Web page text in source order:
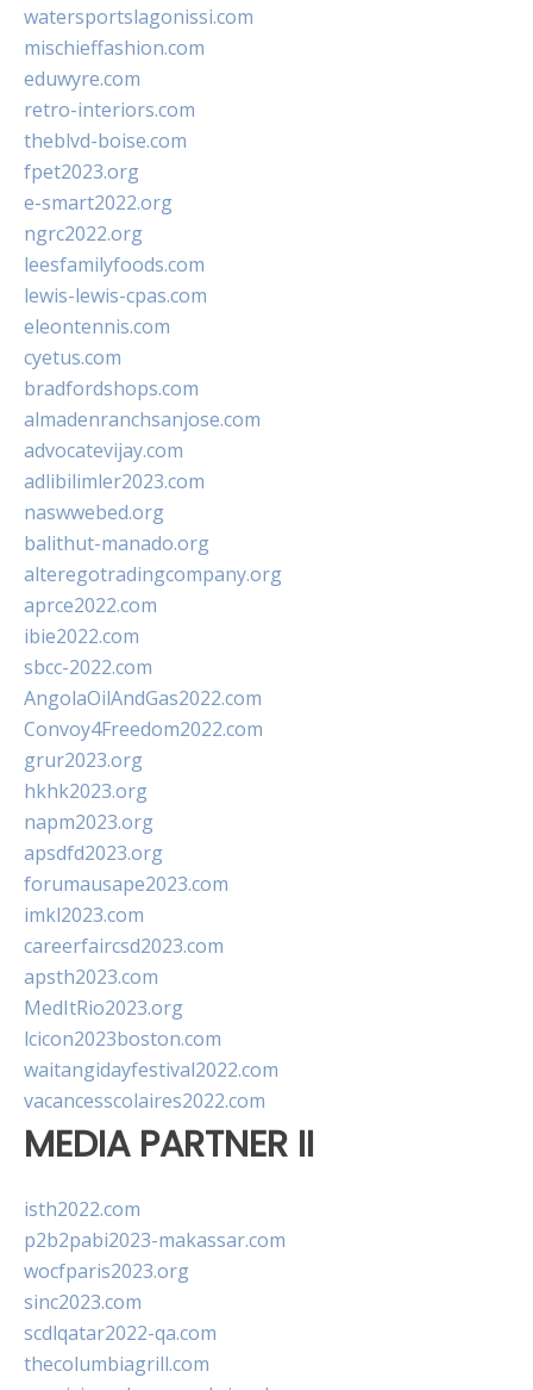
watersportslagonissi.com
mischieffashion.com
eduwyre.com
retro-interiors.com
theblvd-boise.com
fpet2023.org
e-smart2022.org
ngrc2022.org
leesfamilyfoods.com
lewis-lewis-cpas.com
eleontennis.com
cyetus.com
bradfordshops.com
almadenranchsanjose.com
advocatevijay.com
adlibilimler2023.com
naswwebed.org
balithut-manado.org
alteregotradingcompany.org
aprce2022.com
ibie2022.com
sbcc-2022.com
AngolaOilAndGas2022.com
Convoy4Freedom2022.com
grur2023.org
hkhk2023.org
napm2023.org
apsdfd2023.org
forumausape2023.com
imkl2023.com
careerfaircsd2023.com
apsth2023.com
MedItRio2023.org
lcicon2023boston.com
waitangidayfestival2022.com
vacancesscolaires2022.com
MEDIA PARTNER II
isth2022.com
p2b2pabi2023-makassar.com
wocfparis2023.org
sinc2023.com
scdlqatar2022-qa.com
thecolumbiagrill.com